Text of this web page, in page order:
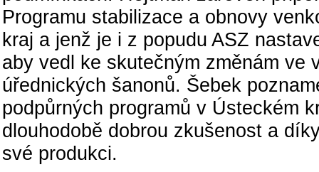
Programu stabilizace a obnovy
kraj a jenž je i z popudu ASZ
aby vedl ke skutečným změnám ve
úřednických šanonů. Šebek
podpůrných programů v Ústeckém
dlouhodobě dobrou zkušenost a
své produkci.